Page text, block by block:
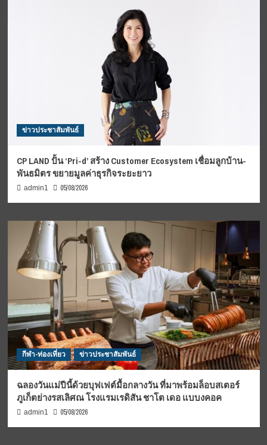
ข่าวประชาสัมพันธ์
CP LAND ปั้น ‘Pri-d’ สร้าง Customer Ecosystem เชื่อมลูกบ้าน-
พันธมิตร ขยายมูลค่าธุรกิจระยะยาว
admin1 05/08/2026
กีฬา-ท่องเที่ยว ข่าวประชาสัมพันธ์
ฉลองวันแม่ปีนี้ด้วยบุฟเฟต์มื้อกลางวัน ที่มาพร้อมล็อบสเตอร์
ภูเก็ตย่างรสเลิศณ โรงแรมเรดิสัน ชาโต เดอ แบบงคอค
admin1 05/08/2026